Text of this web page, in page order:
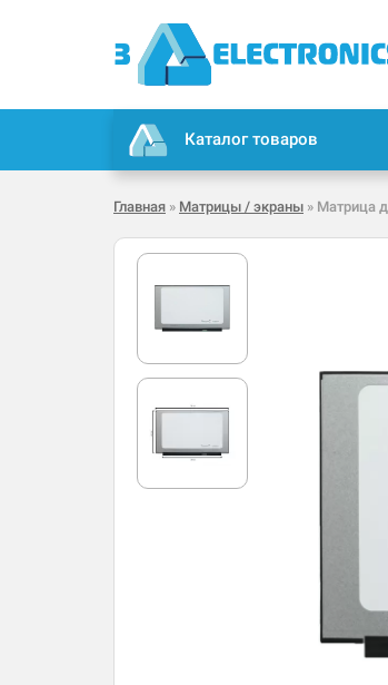
Каталог товаров
Главная » Матрицы / экраны » Матрица